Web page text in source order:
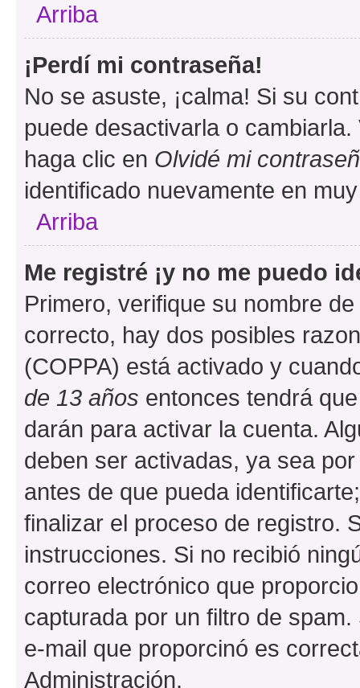
Arriba
¡Perdí mi contraseña!
No se asuste, ¡calma! Si su
puede desactivarla o
haga clic en Olvidé mi
identificado nuevamente en
Arriba
Me registré ¡y no me puedo
Primero, verifique su nombre
correcto, hay dos posibles
(COPPA) está activado y
de 13 años entonces tendrá
darán para activar la cuenta.
deben ser activadas, ya sea
antes de que pueda
finalizar el proceso de registro.
instrucciones. Si no recibió
correo electrónico que
capturada por un filtro de
e-mail que proporcinó es
Administración.